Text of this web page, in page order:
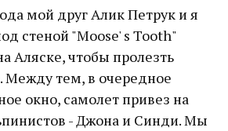
мой друг Алик Петрук и я
стеной "Moose' s Tooth"
Аляске, чтобы пролезть
тем, в очередное
окно, самолет привез на
- Джона и Синди. Мы